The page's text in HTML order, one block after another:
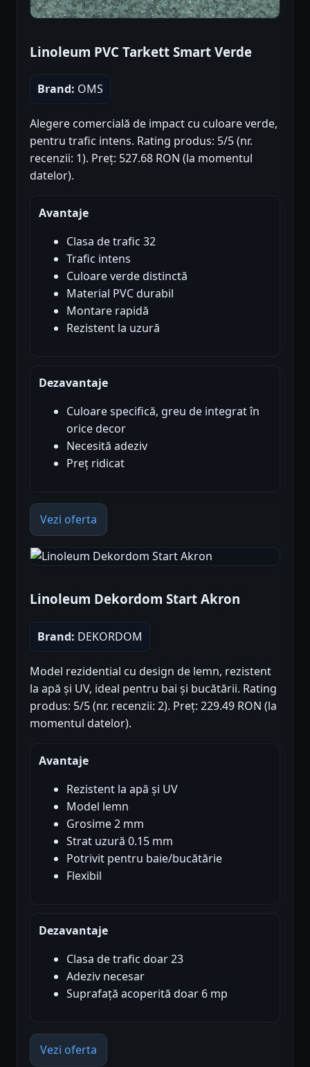
Linoleum PVC Tarkett Smart Verde
Brand: OMS
Alegere comercială de impact cu culoare verde,
pentru trafic intens. Rating produs: 5/5 (nr.
recenzii: 1). Preț: 527.68 RON (la momentul
datelor).
Avantaje
Clasa de trafic 32
Trafic intens
Culoare verde distinctă
Material PVC durabil
Montare rapidă
Rezistent la uzură
Dezavantaje
Culoare specifică, greu de integrat în
orice decor
Necesită adeziv
Preț ridicat
Vezi oferta
Linoleum Dekordom Start Akron
Brand: DEKORDOM
Model rezidential cu design de lemn, rezistent
la apă și UV, ideal pentru bai și bucătării. Rating
produs: 5/5 (nr. recenzii: 2). Preț: 229.49 RON (la
momentul datelor).
Avantaje
Rezistent la apă și UV
Model lemn
Grosime 2 mm
Strat uzură 0.15 mm
Potrivit pentru baie/bucătărie
Flexibil
Dezavantaje
Clasa de trafic doar 23
Adeziv necesar
Suprafață acoperită doar 6 mp
Vezi oferta